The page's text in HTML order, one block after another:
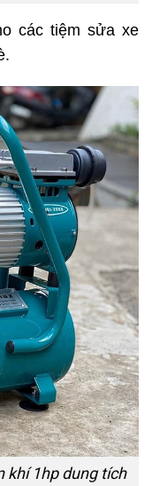
các tiệm sửa xe
khí 1hp dung tích